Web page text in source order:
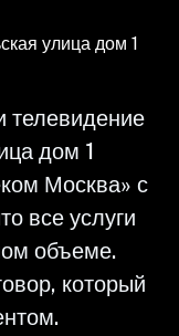
улица дом 1
телевидение
дом 1
Москва» с
все услуги
объеме.
который